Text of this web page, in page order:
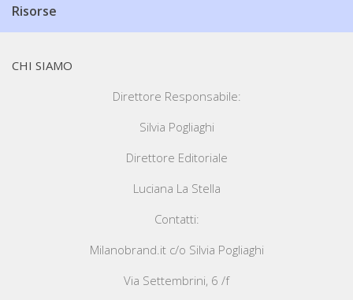
Risorse
CHI SIAMO
Direttore Responsabile:
Silvia Pogliaghi
Direttore Editoriale
Luciana La Stella
Contatti:
Milanobrand.it c/o Silvia Pogliaghi
Via Settembrini, 6 /f